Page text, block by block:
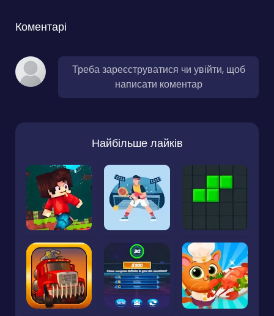
Коментарі
Треба зареєструватися чи увійти, щоб
написати коментар
Найбільше лайків